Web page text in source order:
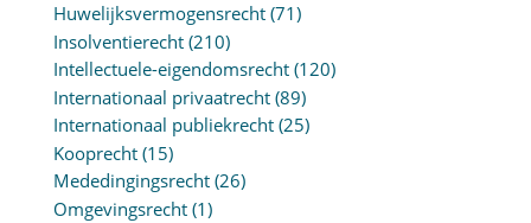
Huwelijksvermogensrecht(71)
Insolventierecht(210)
Intellectuele-eigendomsrecht(120)
Internationaal privaatrecht(89)
Internationaal publiekrecht(25)
Kooprecht(15)
Mededingingsrecht(26)
Omgevingsrecht(1)